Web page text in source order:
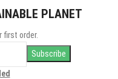
PLANET
first order.